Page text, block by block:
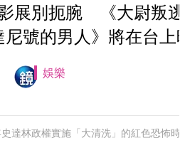
展別扼腕 《大尉叛逃
號的男人》將在台上
娛樂
達林政權實施「大清洗」的紅色恐怖時